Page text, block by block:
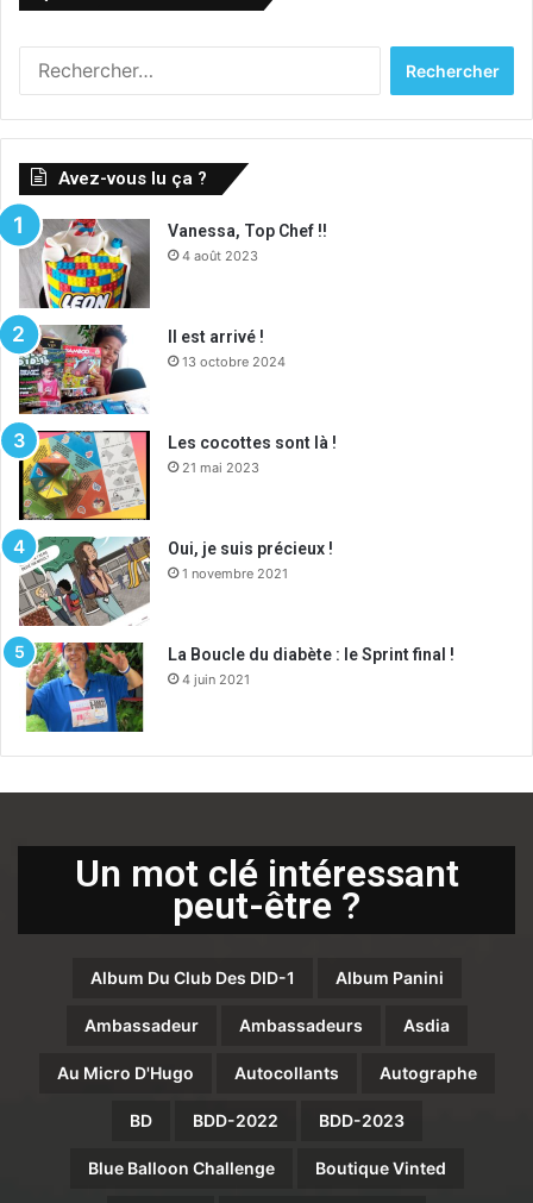
Avez-vous lu ça ?
Vanessa, Top Chef !!
4 août 2023
Il est arrivé !
13 octobre 2024
Les cocottes sont là !
21 mai 2023
Oui, je suis précieux !
1 novembre 2021
La Boucle du diabète : le Sprint final !
4 juin 2021
Un mot clé intéressant
peut-être ?
Album Du Club Des DID-1 Album Panini
Ambassadeur Ambassadeurs Asdia
Au Micro D'Hugo Autocollants Autographe
BD BDD-2022 BDD-2023
Blue Balloon Challenge Boutique Vinted